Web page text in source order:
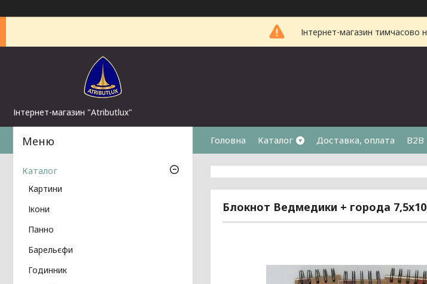
Інтернет-магазин тимчасово
Інтернет-магазин "Atributlux"
Головна Каталог Доставка, оплата
Блокнот Ведмедики + города
Каталог
Картини
Ікони
Панно
Барельєфи
Годинник